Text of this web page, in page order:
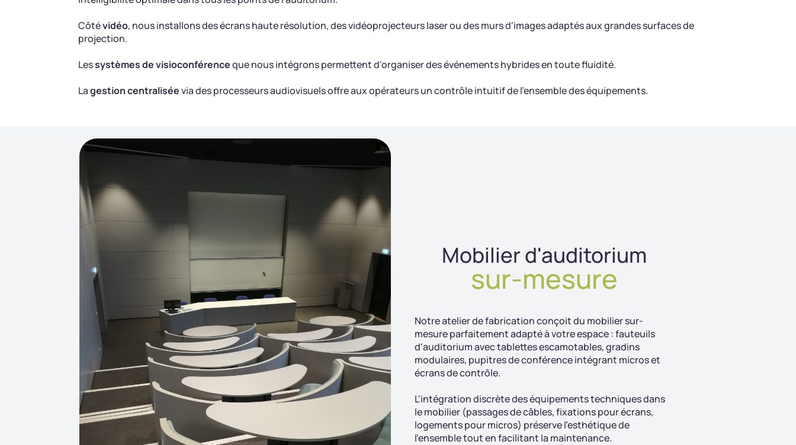
Côtévidéo, nous installons des écrans haute résolution, des vidéoprojecteurs laser ou des murs d'images adaptés aux grandes surfaces de
projection.
Lessystèmes de visioconférenceque nous intégrons permettent d'organiser des événements hybrides en toute fluidité.
Lagestion centraliséevia des processeurs audiovisuels offre aux opérateurs un contrôle intuitif de l'ensemble des équipements.
Mobilier d'auditorium
sur-mesure
Notre atelier de fabrication conçoit du mobilier sur-
mesure parfaitement adapté à votre espace : fauteuils
d'auditorium avec tablettes escamotables, gradins
modulaires, pupitres de conférence intégrant micros et
écrans de contrôle.
L'intégration discrète des équipements techniques dans
le mobilier (passages de câbles, fixations pour écrans,
logements pour micros) préserve l'esthétique de
l'ensemble tout en facilitant la maintenance.